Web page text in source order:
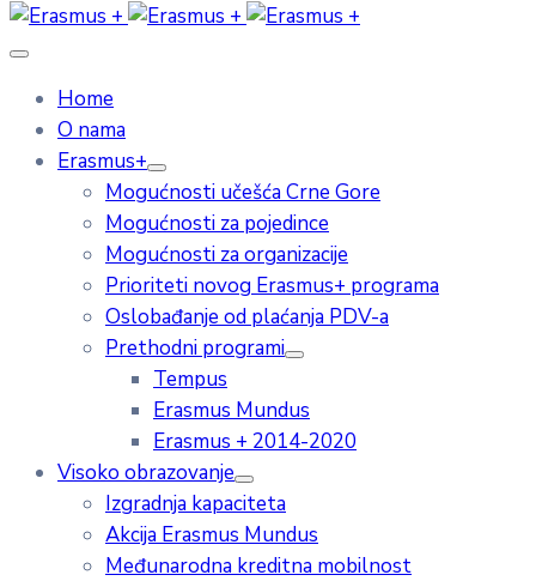
Home
O nama
Erasmus+
Mogućnosti učešća Crne Gore
Mogućnosti za pojedince
Mogućnosti za organizacije
Prioriteti novog Erasmus+ programa
Oslobađanje od plaćanja PDV-a
Prethodni programi
Tempus
Erasmus Mundus
Erasmus + 2014-2020
Visoko obrazovanje
Izgradnja kapaciteta
Akcija Erasmus Mundus
Međunarodna kreditna mobilnost